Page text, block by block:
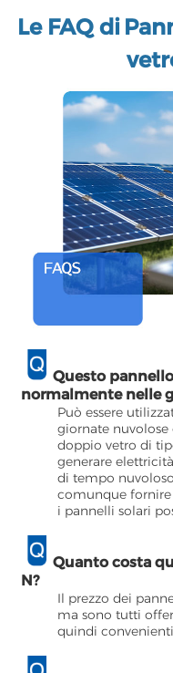
Le FAQ di
Questo
normalmente nelle
Può essere
giornate nuvolose
doppio vetro di
generare
di tempo
comunque
i pannelli solari
Quanto costa
N?
Il prezzo dei
ma sono tutti
quindi